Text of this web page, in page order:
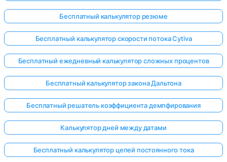
Бесплатный калькулятор резюме
Бесплатный калькулятор скорости потока Cytiva
Бесплатный ежедневный калькулятор сложных процентов
Бесплатный калькулятор закона Дальтона
Бесплатный решатель коэффициента демпфирования
Калькулятор дней между датами
Бесплатный калькулятор цепей постоянного тока